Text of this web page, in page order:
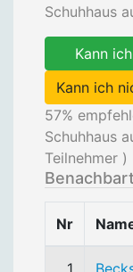
Schuhhaus
Kann
Kann ich
57%
Schuhhaus
Teilnehmer )
Nr
1